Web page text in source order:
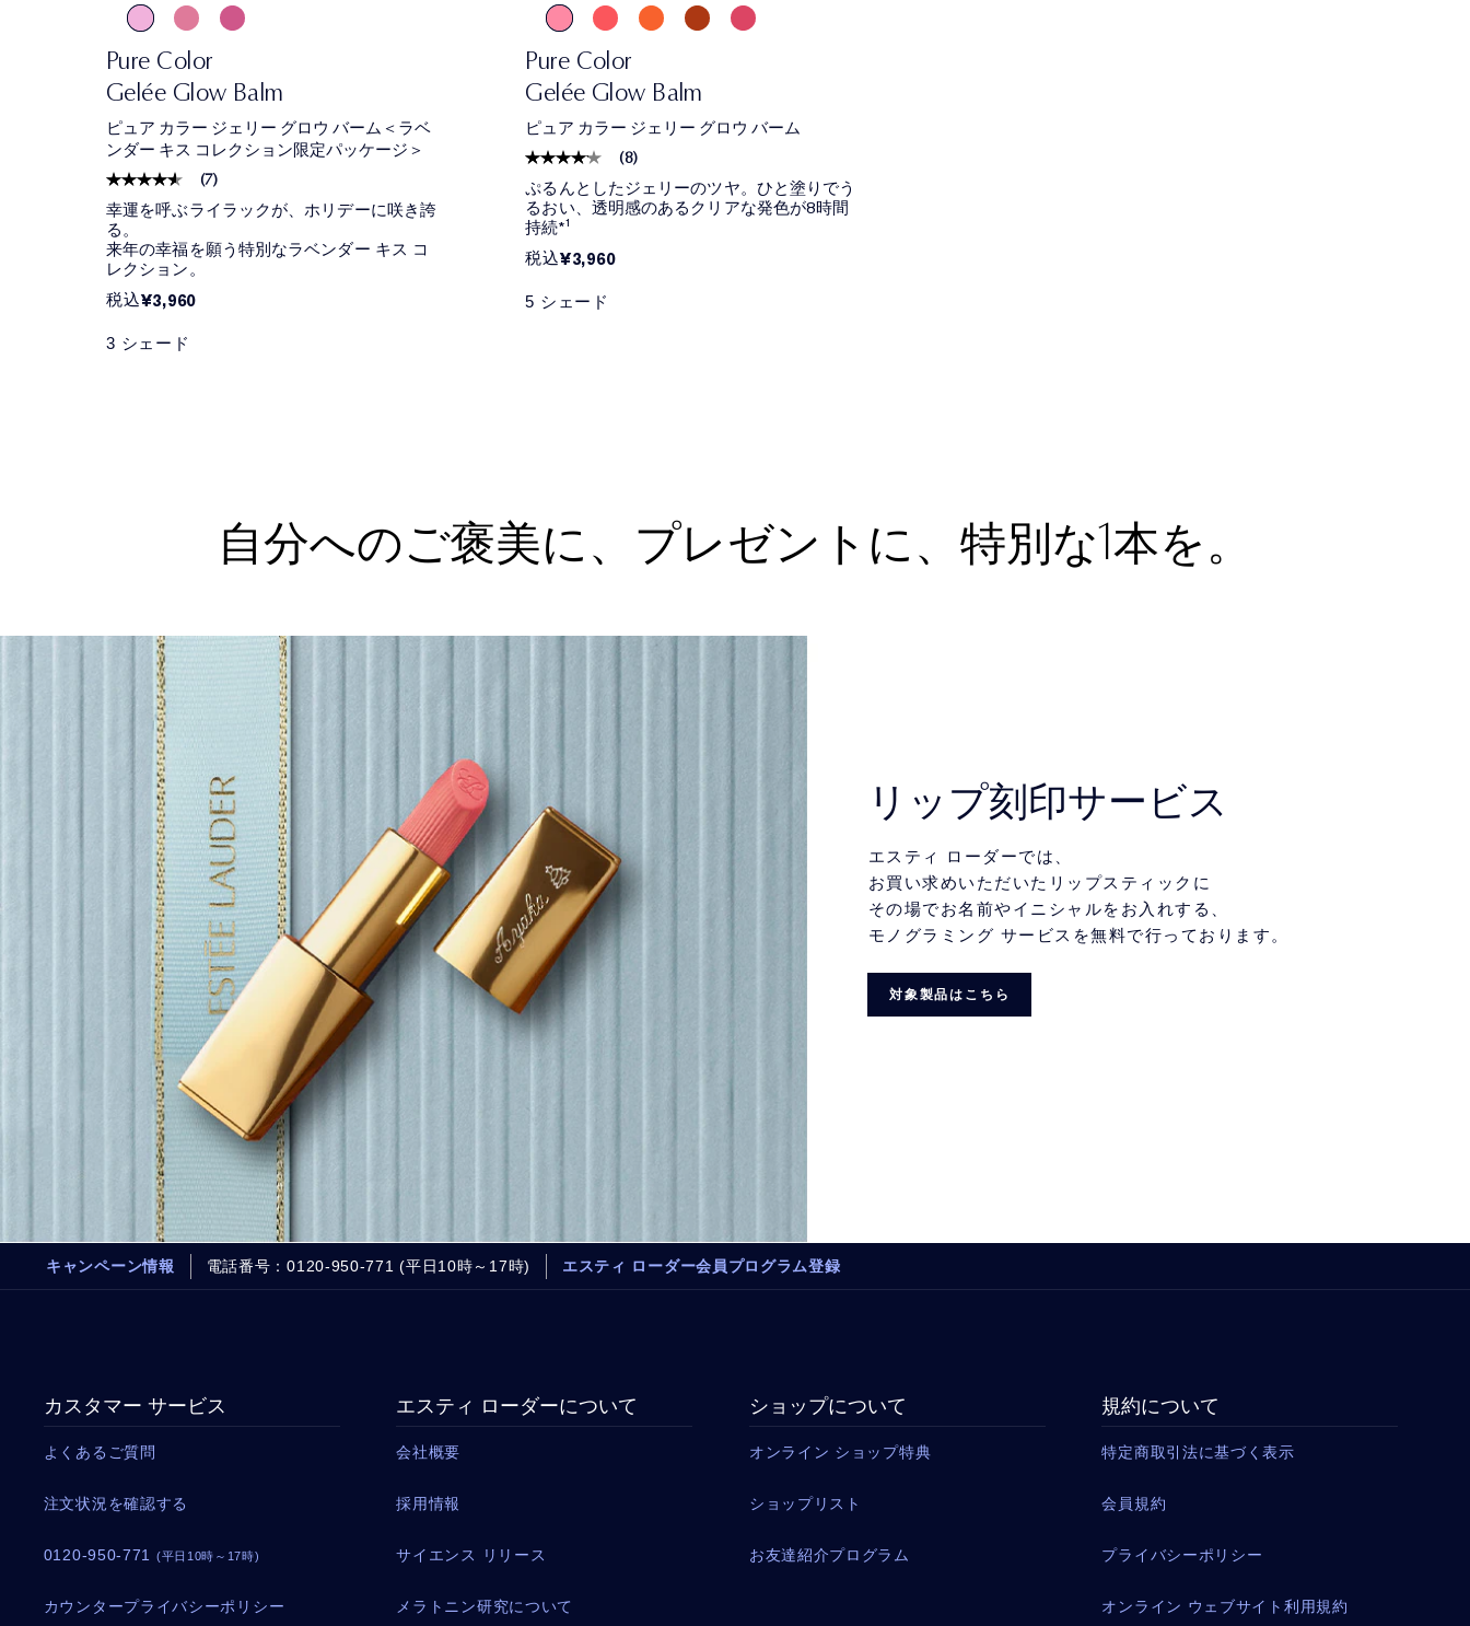
Pure Color
Gelée Glow Balm
ピュア カラー ジェリー グロウ バーム＜ラベ
ンダー キス コレクション限定パッケージ＞
(7)
幸運を呼ぶライラックが、ホリデーに咲き誇
る。
来年の幸福を願う特別なラベンダー キス コ
レクション。
税込¥3,960
3 シェード
Pure Color
Gelée Glow Balm
ピュア カラー ジェリー グロウ バーム
(8)
ぷるんとしたジェリーのツヤ。ひと塗りでう
るおい、透明感のあるクリアな発色が8時間
持続*¹
税込¥3,960
5 シェード
自分へのご褒美に、プレゼントに、特別な1本を。
リップ刻印サービス
エスティ ローダーでは、
お買い求めいただいたリップスティックに
その場でお名前やイニシャルをお入れする、
モノグラミング サービスを無料で行っております。
対象製品はこちら
キャンペーン情報 電話番号：0120-950-771 (平日10時～17時) エスティ ローダー会員プログラム登録
カスタマー サービス
よくあるご質問
注文状況を確認する
0120-950-771 (平日10時～17時)
カウンタープライバシーポリシー
エスティ ローダーについて
会社概要
採用情報
サイエンス リリース
メラトニン研究について
ショップについて
オンライン ショップ特典
ショップリスト
お友達紹介プログラム
規約について
特定商取引法に基づく表示
会員規約
プライバシーポリシー
オンライン ウェブサイト利用規約